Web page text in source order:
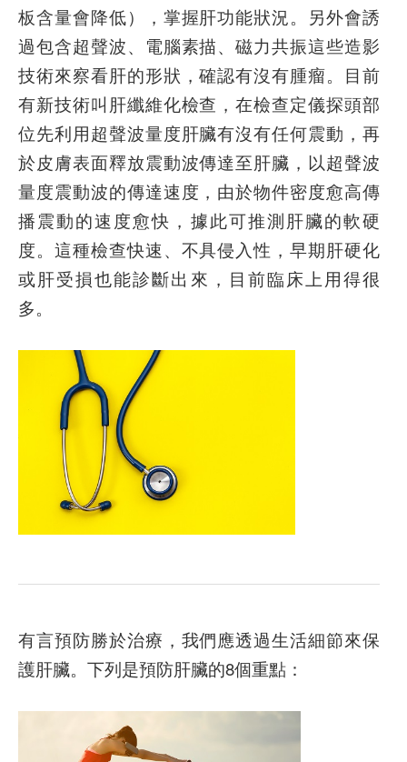
板含量會降低），掌握肝功能狀況。另外會誘
過包含超聲波、電腦素描、磁力共振這些造影
技術來察看肝的形狀，確認有沒有腫瘤。目前
有新技術叫肝纖維化檢查，在檢查定儀探頭部
位先利用超聲波量度肝臟有沒有任何震動，再
於皮膚表面釋放震動波傳達至肝臟，以超聲波
量度震動波的傳達速度，由於物件密度愈高傳
播震動的速度愈快，據此可推測肝臟的軟硬
度。這種檢查快速、不具侵入性，早期肝硬化
或肝受損也能診斷出來，目前臨床上用得很
多。
有言預防勝於治療，我們應透過生活細節來保
護肝臟。下列是預防肝臟的8個重點：